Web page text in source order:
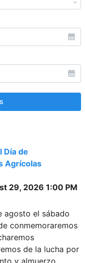
Día de
Agrícolas
29, 2026 1:00 PM
agosto el sábado
conmemoraremos
de la lucha por
y almuerzo